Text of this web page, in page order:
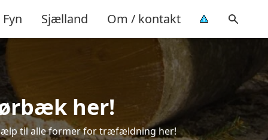
Fyn Sjælland Om / kontakt
her!
til alle former for træfældning her!